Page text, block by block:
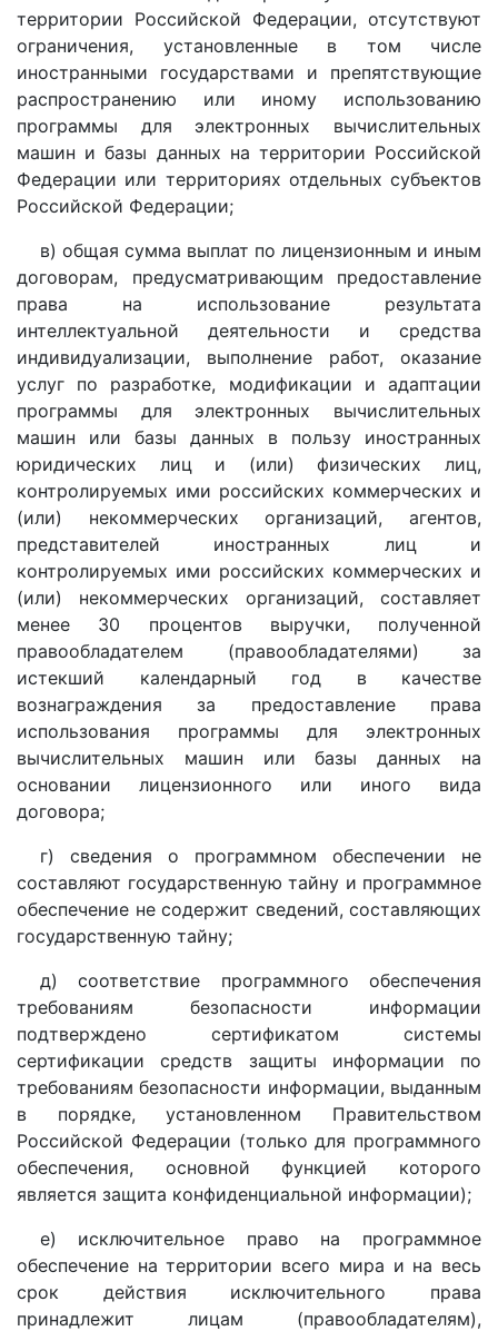
территории Российской Федерации, отсутствуют
ограничения, установленные в том числе
иностранными государствами и препятствующие
распространению или иному использованию
программы для электронных вычислительных
машин и базы данных на территории Российской
Федерации или территориях отдельных субъектов
Российской Федерации;
в) общая сумма выплат по лицензионным и иным
договорам, предусматривающим предоставление
права на использование результата
интеллектуальной деятельности и средства
индивидуализации, выполнение работ, оказание
услуг по разработке, модификации и адаптации
программы для электронных вычислительных
машин или базы данных в пользу иностранных
юридических лиц и (или) физических лиц,
контролируемых ими российских коммерческих и
(или) некоммерческих организаций, агентов,
представителей иностранных лиц и
контролируемых ими российских коммерческих и
(или) некоммерческих организаций, составляет
менее 30 процентов выручки, полученной
правообладателем (правообладателями) за
истекший календарный год в качестве
вознаграждения за предоставление права
использования программы для электронных
вычислительных машин или базы данных на
основании лицензионного или иного вида
договора;
г) сведения о программном обеспечении не
составляют государственную тайну и программное
обеспечение не содержит сведений, составляющих
государственную тайну;
д) соответствие программного обеспечения
требованиям безопасности информации
подтверждено сертификатом системы
сертификации средств защиты информации по
требованиям безопасности информации, выданным
в порядке, установленном Правительством
Российской Федерации (только для программного
обеспечения, основной функцией которого
является защита конфиденциальной информации);
е) исключительное право на программное
обеспечение на территории всего мира и на весь
срок действия исключительного права
принадлежит лицам (правообладателям),